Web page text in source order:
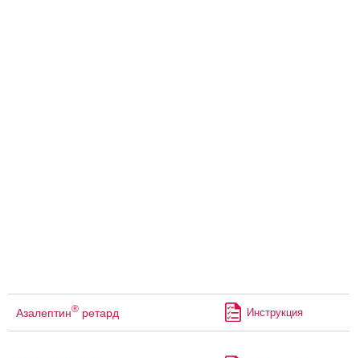
Азалептин® ретард Инструкция